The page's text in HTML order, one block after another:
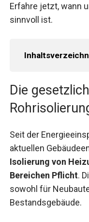
Erfahre jetzt, wann
sinnvoll ist.
Die
Seit der
aktuellen
Isolierung von
Bereichen Pflicht.
sowohl für
Bestandsgebäude.